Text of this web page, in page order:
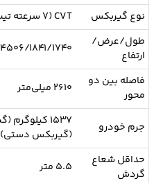
نوع گیربکس
CVT (۷ سرعته تیپ ترونیک) - ۵ سرعته دستی
طول/عرض/
ارتفاع
۴۵۰۶/۱۸۴۱/۱۷۴۰ میلی‌متر
فاصله بین دو
محور
۲۶۱۰ میلی‌متر
جرم خودرو
(گیربکس دستی)
حداقل شعاع
گردش
۵.۵ متر